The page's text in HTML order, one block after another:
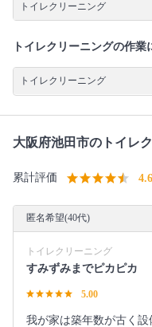
トイレクリーニング
トイレクリーニングの作業
トイレクリーニング
大阪府池田市のトイレ
累計評価
匿名希望(40代)
トイレクリーニング
すみずみまでピカピカ
5.00
我が家は築年数が古く